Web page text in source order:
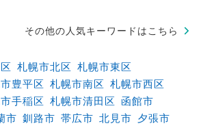
その他の人気キーワードはこちら
札幌市北区 札幌市東区
豊平区 札幌市南区 札幌市西区
手稲区 札幌市清田区
函館市
市 釧路市 帯広市 北見市 夕張市